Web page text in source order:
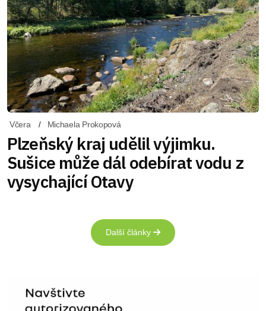
Včera Michaela Prokopová
Plzeňský kraj udělil výjimku.
Sušice může dál odebírat vodu z
vysychající Otavy
Další články